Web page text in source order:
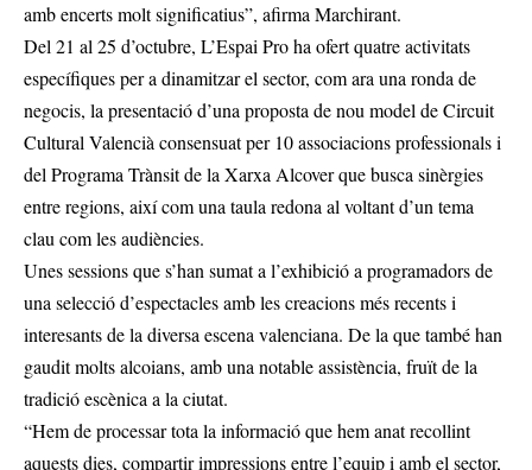
amb encerts molt significatius”, afirma Marchirant.
Del 21 al 25 d’octubre, L’Espai Pro ha ofert quatre activitats
específiques per a dinamitzar el sector, com ara una ronda de
negocis, la presentació d’una proposta de nou model de Circuit
Cultural Valencià consensuat per 10 associacions professionals i
del Programa Trànsit de la Xarxa Alcover que busca sinèrgies
entre regions, així com una taula redona al voltant d’un tema
clau com les audiències.
Unes sessions que s’han sumat a l’exhibició a programadors de
una selecció d’espectacles amb les creacions més recents i
interesants de la diversa escena valenciana. De la que també han
gaudit molts alcoians, amb una notable assistència, fruït de la
tradició escènica a la ciutat.
“Hem de processar tota la informació que hem anat recollint
aquests dies, compartir impressions entre l’equip i amb el sector,